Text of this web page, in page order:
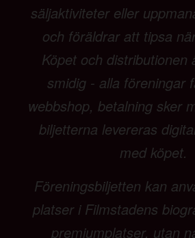
säljaktiviteter eller
och föräldrar att tipsa
Köpet och distributionen
smidig - alla föreningar
webbshop, betalning sker
biljetterna levereras
med köpet.
Föreningsbiljetten kan
platser i Filmstadens
premiumplatser, utan